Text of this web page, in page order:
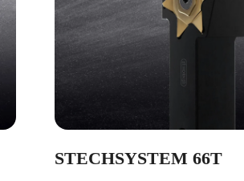
STECHSYSTEM 66T